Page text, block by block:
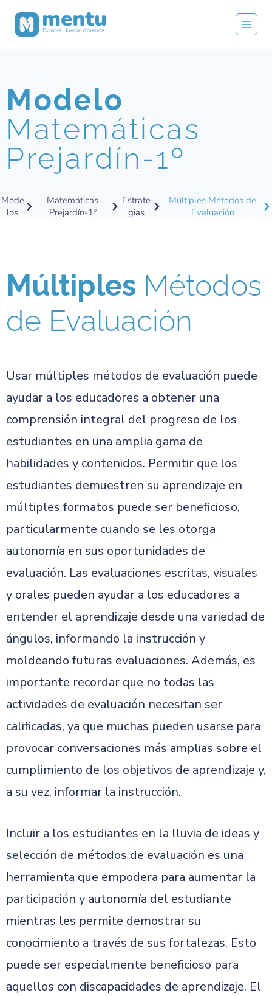
Modelo
Matemáticas
Prejardín-1º
Mode
los
Matemáticas
Prejardín-1º
Estrate
gias
Múltiples Métodos de
Evaluación
Múltiples Métodos
de Evaluación
Usar múltiples métodos de evaluación puede
ayudar a los educadores a obtener una
comprensión integral del progreso de los
estudiantes en una amplia gama de
habilidades y contenidos. Permitir que los
estudiantes demuestren su aprendizaje en
múltiples formatos puede ser beneficioso,
particularmente cuando se les otorga
autonomía en sus oportunidades de
evaluación. Las evaluaciones escritas, visuales
y orales pueden ayudar a los educadores a
entender el aprendizaje desde una variedad de
ángulos, informando la instrucción y
moldeando futuras evaluaciones. Además, es
importante recordar que no todas las
actividades de evaluación necesitan ser
calificadas, ya que muchas pueden usarse para
provocar conversaciones más amplias sobre el
cumplimiento de los objetivos de aprendizaje y,
a su vez, informar la instrucción.
Incluir a los estudiantes en la lluvia de ideas y
selección de métodos de evaluación es una
herramienta que empodera para aumentar la
participación y autonomía del estudiante
mientras les permite demostrar su
conocimiento a través de sus fortalezas. Esto
puede ser especialmente beneficioso para
aquellos con discapacidades de aprendizaje. El